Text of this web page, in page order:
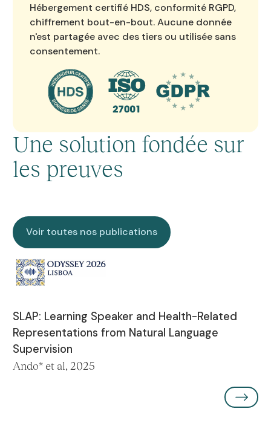
Hébergement certifié HDS, conformité RGPD,
chiffrement bout-en-bout. Aucune donnée
n'est partagée avec des tiers ou utilisée sans
consentement.
Une solution fondée sur
les preuves
Voir toutes nos publications
Voir toutes nos publications
SLAP: Learning Speaker and Health-Related
Representations from Natural Language
Supervision
Ando* et al, 2025